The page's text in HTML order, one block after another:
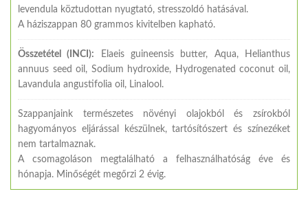
levendula köztudottan nyugtató, stresszoldó hatásával.
A háziszappan 80 grammos kivitelben kapható.
Összetétel (INCI): Elaeis guineensis butter, Aqua, Helianthus
annuus seed oil, Sodium hydroxide, Hydrogenated coconut oil,
Lavandula angustifolia oil, Linalool.
Szappanjaink természetes növényi olajokból és zsírokból
hagyományos eljárással készülnek, tartósítószert és színezéket
nem tartalmaznak.
A csomagoláson megtalálható a felhasználhatóság éve és
hónapja. Minőségét megőrzi 2 évig.